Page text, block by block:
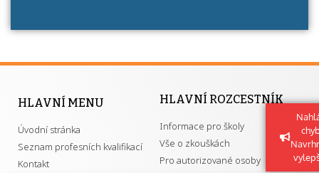
HLAVNÍ MENU
Úvodní stránka
Seznam profesních kvalifikací
Kontakt
HLAVNÍ ROZCESTNÍK
Informace pro školy
Vše o zkouškách
Pro autorizované osoby